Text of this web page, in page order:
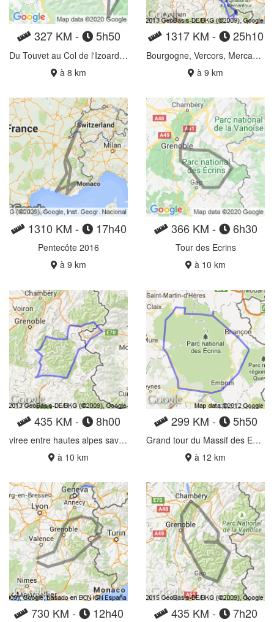
327 KM - 5h50
Du Touvet au Col de l'Izoard via le Lautaret
à 8 km
1317 KM - 25h10
Bourgogne, Vercors, Mercantour
à 9 km
1310 KM - 17h40
Pentecôte 2016
à 9 km
366 KM - 6h30
Tour des Ecrins
à 10 km
435 KM - 8h00
viree entre hautes alpes savoie et italie
à 10 km
299 KM - 5h50
Grand tour du Massif des Ecrins
à 12 km
730 KM - 12h40 435 KM - 7h20